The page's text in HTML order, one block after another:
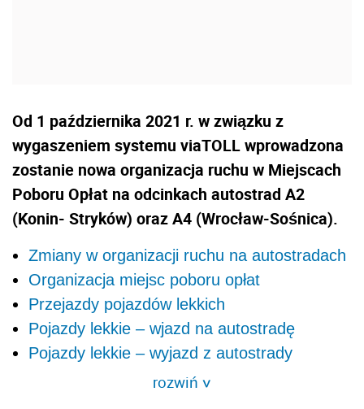
Od 1 października 2021 r. w związku z
wygaszeniem systemu viaTOLL wprowadzona
zostanie nowa organizacja ruchu w Miejscach
Poboru Opłat na odcinkach autostrad A2
(Konin- Stryków) oraz A4 (Wrocław-Sośnica).
Zmiany w organizacji ruchu na autostradach
Organizacja miejsc poboru opłat
Przejazdy pojazdów lekkich
Pojazdy lekkie – wjazd na autostradę
Pojazdy lekkie – wyjazd z autostrady
rozwiń>